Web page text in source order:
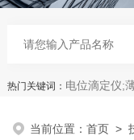
热门关键词： 电位滴定仪;薄层照相分析仪;
当前位置：首页 >